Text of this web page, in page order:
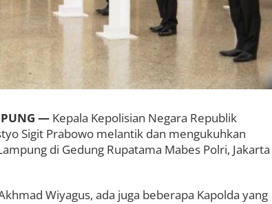
— Kepala Kepolisian Negara Republik
Sigit Prabowo melantik dan mengukuhkan
di Gedung Rupatama Mabes Polri, Jakarta
Wiyagus, ada juga beberapa Kapolda yang
Penuhi Standar Mutu